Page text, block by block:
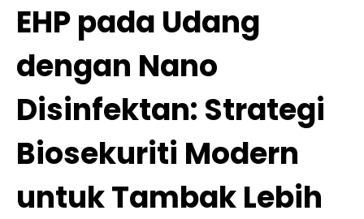
EHP pada Udang
dengan Nano
Disinfektan: Strategi
Biosekuriti Modern
untuk Tambak Lebih